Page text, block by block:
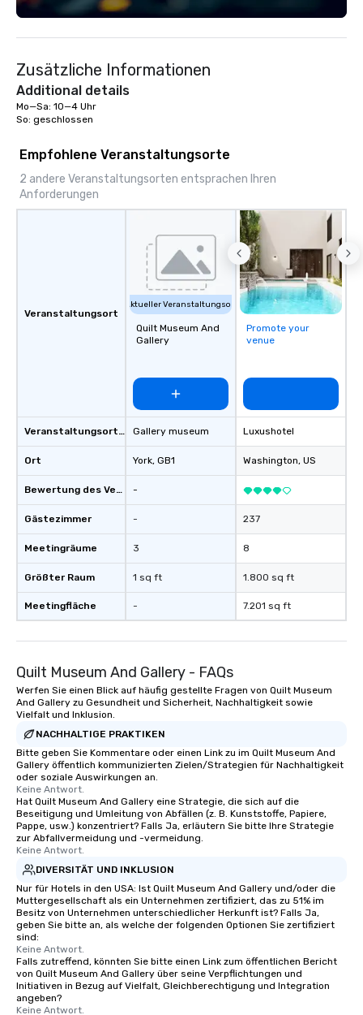
execution—making it easy for planners
We’re proud to be recognized as a
Cvent Top Vendor, trusted by event
professionals for our global reach,
flexibility, and reliable execution.
Zusätzliche Informationen
Additional details
Mo—Sa: 10—4 Uhr
So: geschlossen
Empfohlene Veranstaltungsorte
2 andere Veranstaltungsorten entsprachen Ihren
Anforderungen
Veranstaltungsort
Veranstaltungsortstyp
Ort
Bewertung des Veranstaltungsortes
Gästezimmer
Meetingräume
Größter Raum
Meetingfläche
Aktueller Veranstaltungsort
Quilt Museum And
Gallery
Gallery museum
York, GB1
-
-
3
1 sq ft
-
Promote your
venue
Luxushotel
Washington, US
237
8
1.800 sq ft
7.201 sq ft
Quilt Museum And Gallery - FAQs
Werfen Sie einen Blick auf häufig gestellte Fragen von Quilt Museum
And Gallery zu Gesundheit und Sicherheit, Nachhaltigkeit sowie
Vielfalt und Inklusion.
NACHHALTIGE PRAKTIKEN
Bitte geben Sie Kommentare oder einen Link zu im Quilt Museum And
Gallery öffentlich kommunizierten Zielen/Strategien für Nachhaltigkeit
oder soziale Auswirkungen an.
Keine Antwort.
Hat Quilt Museum And Gallery eine Strategie, die sich auf die
Beseitigung und Umleitung von Abfällen (z. B. Kunststoffe, Papiere,
Pappe, usw.) konzentriert? Falls Ja, erläutern Sie bitte Ihre Strategie
zur Abfallvermeidung und -vermeidung.
Keine Antwort.
DIVERSITÄT UND INKLUSION
Nur für Hotels in den USA: Ist Quilt Museum And Gallery und/oder die
Muttergesellschaft als ein Unternehmen zertifiziert, das zu 51% im
Besitz von Unternehmen unterschiedlicher Herkunft ist? Falls Ja,
geben Sie bitte an, als welche der folgenden Optionen Sie zertifiziert
sind:
Keine Antwort.
Falls zutreffend, könnten Sie bitte einen Link zum öffentlichen Bericht
von Quilt Museum And Gallery über seine Verpflichtungen und
Initiativen in Bezug auf Vielfalt, Gleichberechtigung und Integration
angeben?
Keine Antwort.